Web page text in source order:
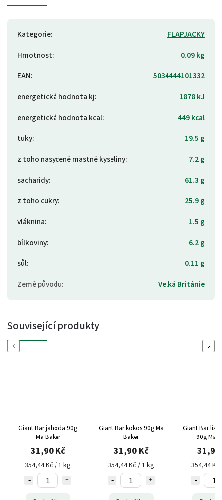
Kategorie:
FLAPJACKY
Hmotnost:
0.09 kg
EAN:
5034444101332
energetická hodnota kj:
1878 kJ
energetická hodnota kcal:
449 kcal
tuky:
19.5 g
z toho nasycené mastné kyseliny:
7.2 g
sacharidy:
61.3 g
z toho cukry:
25.9 g
vláknina:
1.5 g
bílkoviny:
6.2 g
sůl:
0.11 g
Země původu: Velká Británie
Související produkty
Previous
Giant Bar jahoda 90g
Ma Baker
31,90 Kč
354,44 Kč / 1 kg
Giant Bar kokos 90g Ma
Baker
31,90 Kč
354,44 Kč / 1 kg
Giant Bar
90g Ma
31,90
354,44 Kč
Next